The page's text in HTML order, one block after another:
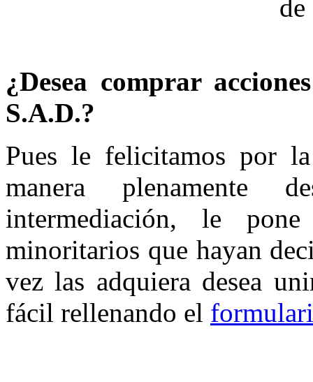
¿Desea comprar
S.A.D.?
Pues le felicitamos por
manera plenamente
intermediación, le
minoritarios que hayan
vez las adquiera desea
fácil rellenando el